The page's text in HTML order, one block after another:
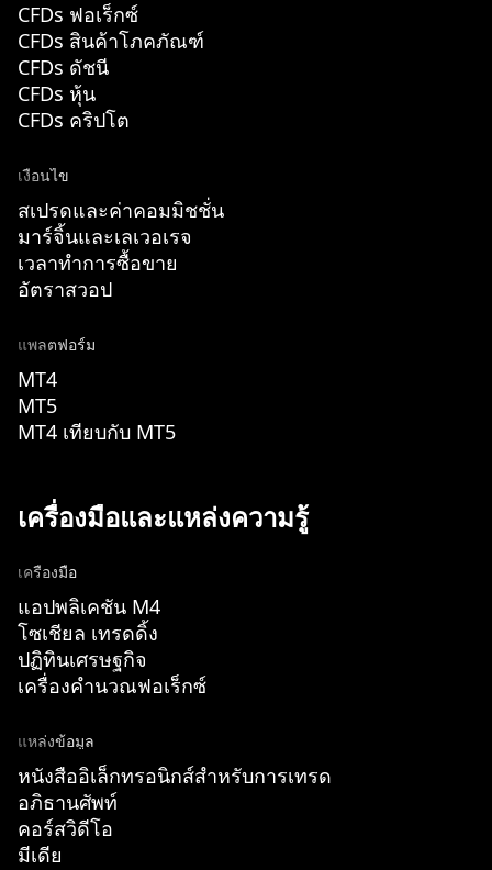
CFDs ฟอเร็กซ์
CFDs สินค้าโภคภัณฑ์
CFDs ดัชนี
CFDs หุ้น
CFDs คริปโต
เงื่อนไข
สเปรดและค่าคอมมิชชั่น
มาร์จิ้นและเลเวอเรจ
เวลาทำการซื้อขาย
อัตราสวอป
แพลตฟอร์ม
MT4
MT5
MT4 เทียบกับ MT5
เครื่องมือและแหล่งความรู้
เครื่องมือ
แอปพลิเคชัน M4
โซเชียล เทรดดิ้ง
ปฏิทินเศรษฐกิจ
เครื่องคำนวณฟอเร็กซ์
แหล่งข้อมูล
หนังสืออิเล็กทรอนิกส์สำหรับการเทรด
อภิธานศัพท์
คอร์สวิดีโอ
มีเดีย